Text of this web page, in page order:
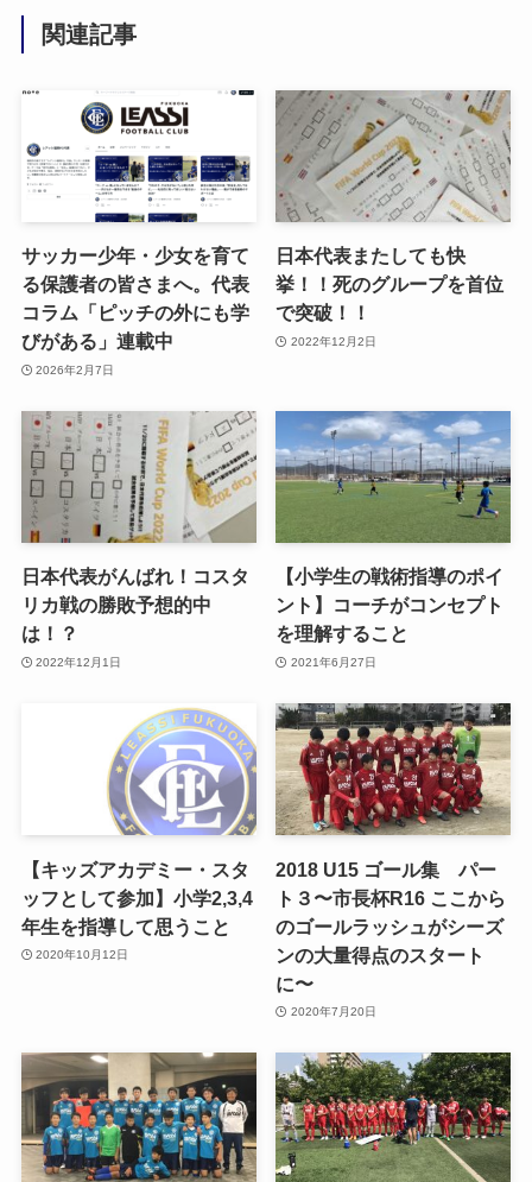
関連記事
サッカー少年・少女を育て
る保護者の皆さまへ。代表
コラム「ピッチの外にも学
びがある」連載中
2026年2月7日
日本代表またしても快
挙！！死のグループを首位
で突破！！
2022年12月2日
日本代表がんばれ！コスタ
リカ戦の勝敗予想的中
は！？
2022年12月1日
【小学生の戦術指導のポイ
ント】コーチがコンセプト
を理解すること
2021年6月27日
【キッズアカデミー・スタ
ッフとして参加】小学2,3,4
年生を指導して思うこと
2020年10月12日
2018 U15 ゴール集 パー
ト３〜市長杯R16 ここから
のゴールラッシュがシーズ
ンの大量得点のスタート
に〜
2020年7月20日